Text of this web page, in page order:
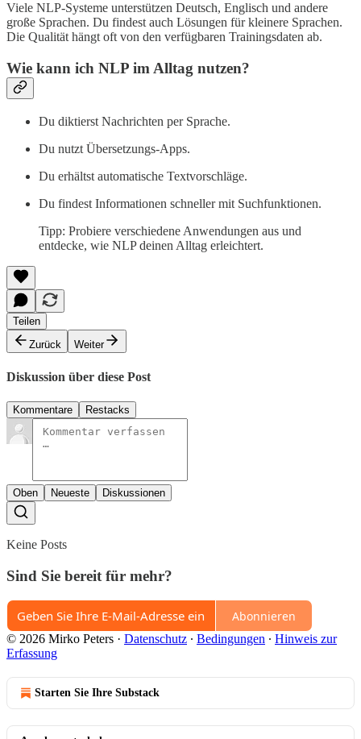
Viele NLP-Systeme unterstützen Deutsch, Englisch und andere
große Sprachen. Du findest auch Lösungen für kleinere Sprachen.
Die Qualität hängt oft von den verfügbaren Trainingsdaten ab.
Wie kann ich NLP im Alltag nutzen?
Du diktierst Nachrichten per Sprache.
Du nutzt Übersetzungs-Apps.
Du erhältst automatische Textvorschläge.
Du findest Informationen schneller mit Suchfunktionen.
Tipp: Probiere verschiedene Anwendungen aus und
entdecke, wie NLP deinen Alltag erleichtert.
Teilen
Zurück
Weiter
Diskussion über diese Post
Kommentare Restacks
Oben Neueste Diskussionen
Keine Posts
Sind Sie bereit für mehr?
Abonnieren
© 2026 Mirko Peters · Datenschutz ∙ Bedingungen ∙ Hinweis zur
Erfassung
Starten Sie Ihre Substack